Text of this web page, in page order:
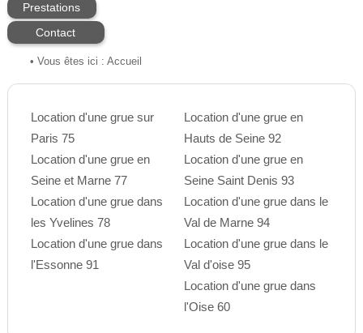
Prestations
Contact
• Vous êtes ici : Accueil
Location d'une grue sur
Paris 75
Location d'une grue en
Seine et Marne 77
Location d'une grue dans
les Yvelines 78
Location d'une grue dans
l'Essonne 91
Location d'une grue en
Hauts de Seine 92
Location d'une grue en
Seine Saint Denis 93
Location d'une grue dans le
Val de Marne 94
Location d'une grue dans le
Val d'oise 95
Location d'une grue dans
l'Oise 60